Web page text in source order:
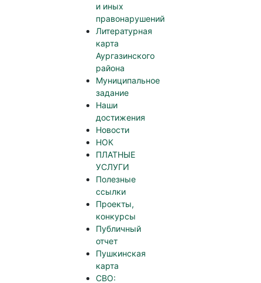
и иных
правонарушений
Литературная
карта
Аургазинского
района
Муниципальное
задание
Наши
достижения
Новости
НОК
ПЛАТНЫЕ
УСЛУГИ
Полезные
ссылки
Проекты,
конкурсы
Публичный
отчет
Пушкинская
карта
СВО: